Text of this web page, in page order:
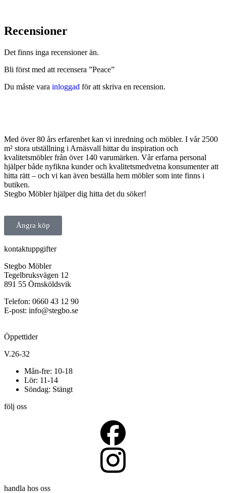
Recensioner
Det finns inga recensioner än.
Bli först med att recensera ”Peace”
Du måste vara inloggad för att skriva en recension.
Med över 80 års erfarenhet kan vi inredning och möbler. I vår 2500
m² stora utställning i Arnäsvall hittar du inspiration och
kvalitetsmöbler från över 140 varumärken. Vår erfarna personal
hjälper både nyfikna kunder och kvalitetsmedvetna konsumenter att
hitta rätt – och vi kan även beställa hem möbler som inte finns i
butiken.
Stegbo Möbler hjälper dig hitta det du söker!
Ångra köp
kontaktuppgifter
Stegbo Möbler
Tegelbruksvägen 12
891 55 Örnsköldsvik
Telefon: 0660 43 12 90
E-post: info@stegbo.se
Öppettider
V.26-32
Mån-fre: 10-18
Lör: 11-14
Söndag: Stängt
följ oss
handla hos oss